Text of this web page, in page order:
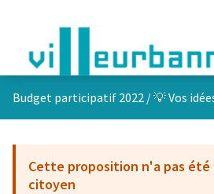
Budget participatif 2022 /💡 Vos
Cette proposition n'a pas
citoyen